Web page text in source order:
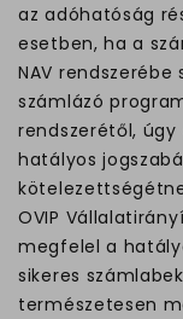
az adóhatóság
esetben, ha a
NAV
számlázó
rendszerétől,
hatályos
OVIP
megfelel a
sikeres
természetesen